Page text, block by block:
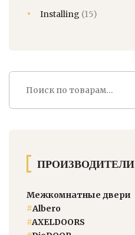
Installing (15)
Искать:
ПРОИЗВОДИТЕЛИ
Межкомнатные двери
#Albero
#AXELDOORS